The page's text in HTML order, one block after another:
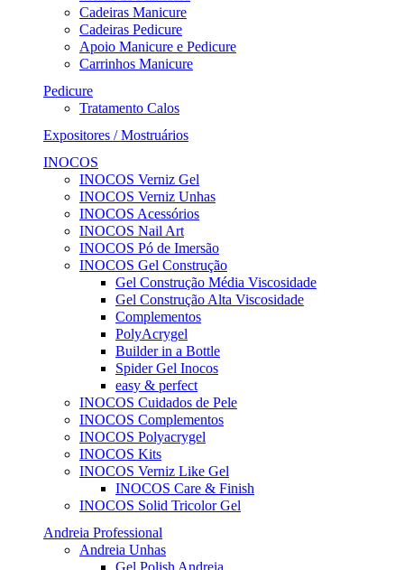
Cadeiras Manicure
Cadeiras Pedicure
Apoio Manicure e Pedicure
Carrinhos Manicure
Pedicure
Tratamento Calos
Expositores / Mostruários
INOCOS
INOCOS Verniz Gel
INOCOS Verniz Unhas
INOCOS Acessórios
INOCOS Nail Art
INOCOS Pó de Imersão
INOCOS Gel Construção
Gel Construção Média Viscosidade
Gel Construção Alta Viscosidade
Complementos
PolyAcrygel
Builder in a Bottle
Spider Gel Inocos
easy & perfect
INOCOS Cuidados de Pele
INOCOS Complementos
INOCOS Polyacrygel
INOCOS Kits
INOCOS Verniz Like Gel
INOCOS Care & Finish
INOCOS Solid Tricolor Gel
Andreia Professional
Andreia Unhas
Gel Polish Andreia